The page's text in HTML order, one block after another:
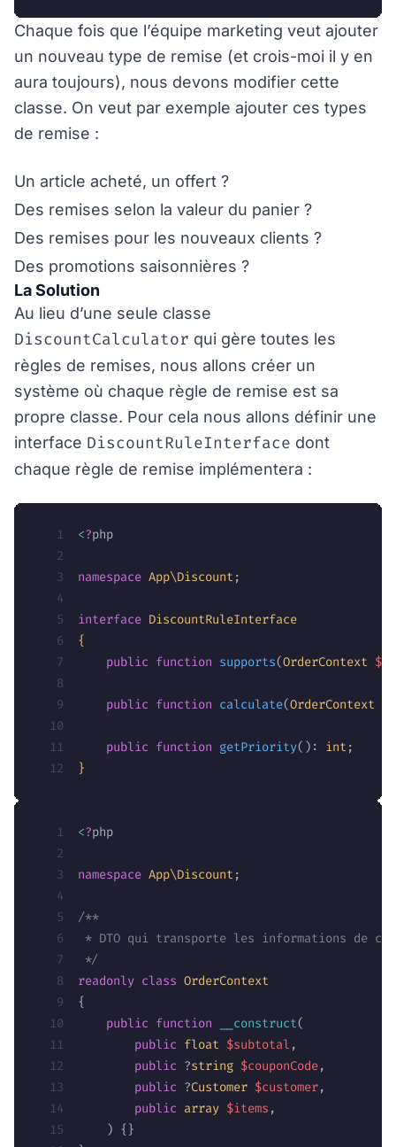
Chaque fois que l’équipe marketing veut ajouter
un nouveau type de remise (et crois-moi il y en
aura toujours), nous devons modifier cette
classe. On veut par exemple ajouter ces types
de remise :
Un article acheté, un offert ?
Des remises selon la valeur du panier ?
Des remises pour les nouveaux clients ?
Des promotions saisonnières ?
La Solution
Au lieu d’une seule classe
DiscountCalculator qui gère toutes les
règles de remises, nous allons créer un
système où chaque règle de remise est sa
propre classe. Pour cela nous allons définir une
interface DiscountRuleInterface dont
chaque règle de remise implémentera :
<?php
namespace App\Discount ;
interface DiscountRuleInterface
{
    public
function supports(OrderContext
    public
function calculate(OrderContext
    public
function getPriority(): int ;
}
<?php
namespace App\Discount ;
/**
* DTO qui transporte les informations de
*/
readonly class OrderContext
{
    public
function __construct(
        public
float $subtotal ,
        public
?string $couponCode,
        public
?Customer $customer,
        public
array $items ,
    ) {}